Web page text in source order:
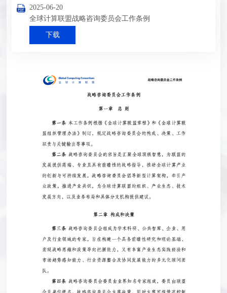
2025-06-20
全球计算联盟战略咨询委员会工作条例
下载